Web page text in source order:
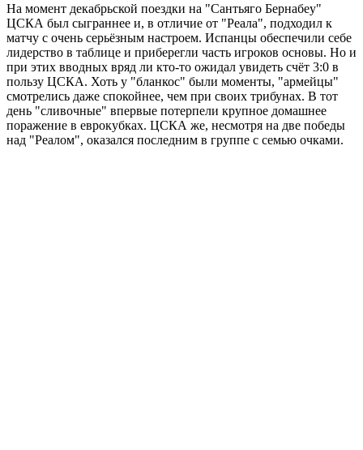
На момент декабрьской поездки на "Сантьяго Бернабеу"
ЦСКА был сыграннее и, в отличие от "Реала", подходил к
матчу с очень серьёзным настроем. Испанцы обеспечили себе
лидерство в таблице и приберегли часть игроков основы. Но и
при этих вводных вряд ли кто-то ожидал увидеть счёт 3:0 в
пользу ЦСКА. Хоть у "бланкос" были моменты, "армейцы"
смотрелись даже спокойнее, чем при своих трибунах. В тот
день "сливочные" впервые потерпели крупное домашнее
поражение в еврокубках. ЦСКА же, несмотря на две победы
над "Реалом", оказался последним в группе с семью очками.